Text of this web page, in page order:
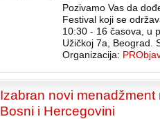
Pozivamo Vas da
Festival koji se
10:30 - 16 časova, u
Užičkoj 7a, Beograd.
Organizacija:
Izabran novi
Bosni i Hercegovini